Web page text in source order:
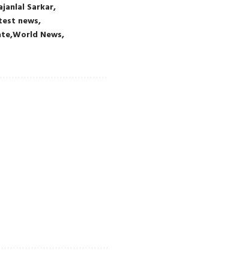
Sarkar
news
World News